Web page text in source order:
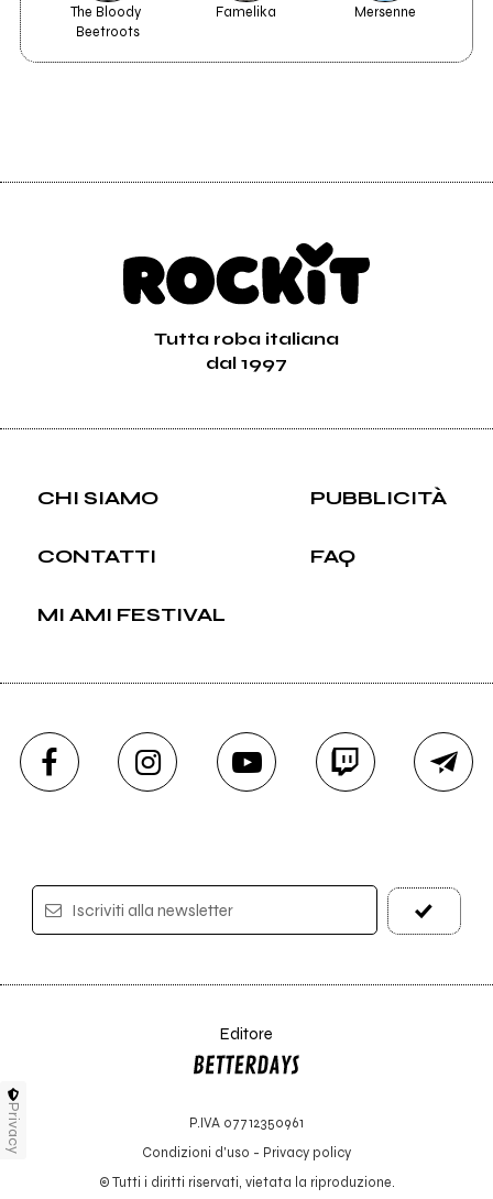
Contatto Fisico
The Bloody
Beetroots
Famelika Mersenne
Tutta roba italiana
dal 1997
CHI SIAMO PUBBLICITÀ
CONTATTI FAQ
MI AMI FESTIVAL
Iscriviti alla newsletter
Editore
P.IVA 07712350961
Condizioni d'uso - Privacy policy
© Tutti i diritti riservati, vietata la riproduzione.
Privacy